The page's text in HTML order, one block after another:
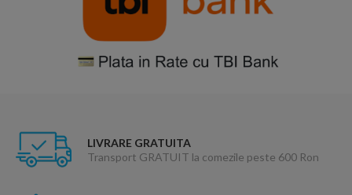
LIVRARE GRATUITA
Transport GRATUIT la comezile peste 600 Ron